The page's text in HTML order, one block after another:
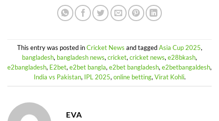
This entry was posted inCricket News and taggedAsia Cup 2025,
bangladesh, bangladesh news, cricket, cricket news, e28bkash,
e2bangladesh, E2bet, e2bet bangla, e2bet bangladesh, e2betbangaldesh,
India vs Pakistan, IPL 2025, online betting, Virat Kohli.
EVA